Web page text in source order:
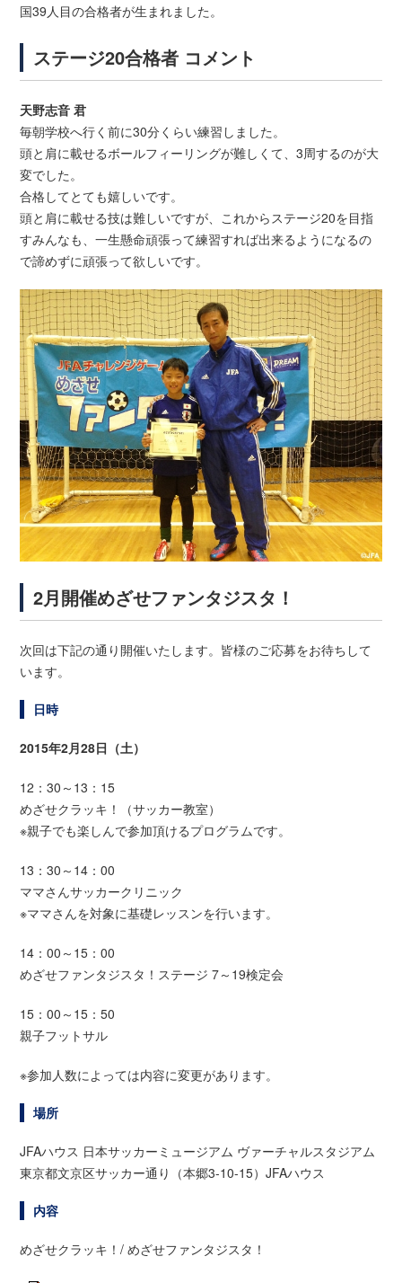
国39人目の合格者が生まれました。
ステージ20合格者 コメント
天野志音 君
毎朝学校へ行く前に30分くらい練習しました。
頭と肩に載せるボールフィーリングが難しくて、3周するのが大
変でした。
合格してとても嬉しいです。
頭と肩に載せる技は難しいですが、これからステージ20を目指
すみんなも、一生懸命頑張って練習すれば出来るようになるの
で諦めずに頑張って欲しいです。
2月開催めざせファンタジスタ！
次回は下記の通り開催いたします。皆様のご応募をお待ちして
います。
日時
2015年2月28日（土）
12：30～13：15
めざせクラッキ！（サッカー教室）
※親子でも楽しんで参加頂けるプログラムです。
13：30～14：00
ママさんサッカークリニック
※ママさんを対象に基礎レッスンを行います。
14：00～15：00
めざせファンタジスタ！ステージ 7～19検定会
15：00～15：50
親子フットサル
※参加人数によっては内容に変更があります。
場所
JFAハウス 日本サッカーミュージアム ヴァーチャルスタジアム
東京都文京区サッカー通り（本郷3-10-15）JFAハウス
内容
めざせクラッキ！/ めざせファンタジスタ！